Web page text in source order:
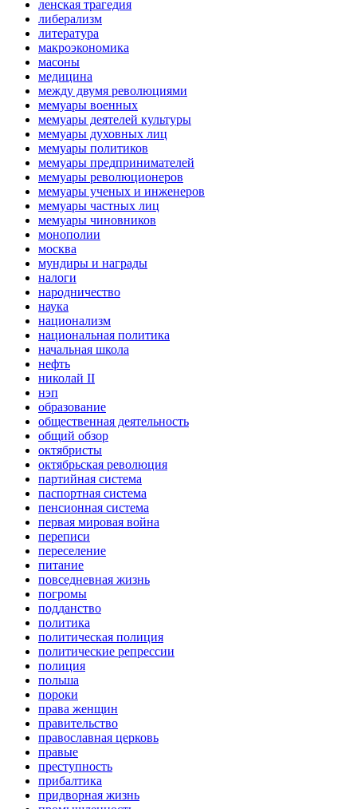
ленская трагедия
либерализм
литература
макроэкономика
масоны
медицина
между двумя революциями
мемуары военных
мемуары деятелей культуры
мемуары духовных лиц
мемуары политиков
мемуары предпринимателей
мемуары революционеров
мемуары ученых и инженеров
мемуары частных лиц
мемуары чиновников
монополии
москва
мундиры и награды
налоги
народничество
наука
национализм
национальная политика
начальная школа
нефть
николай II
нэп
образование
общественная деятельность
общий обзор
октябристы
октябрьская революция
партийная система
паспортная система
пенсионная система
первая мировая война
переписи
переселение
питание
повседневная жизнь
погромы
подданство
политика
политическая полиция
политические репрессии
полиция
польша
пороки
права женщин
правительство
православная церковь
правые
преступность
прибалтика
придворная жизнь